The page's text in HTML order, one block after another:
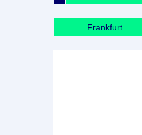
Frankfurt